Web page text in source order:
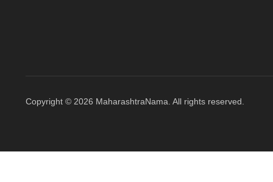
Copyright © 2026 MaharashtraNama. All rights reserved.